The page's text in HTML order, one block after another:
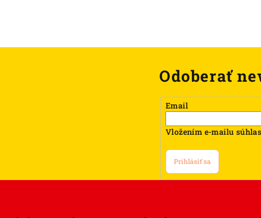
Odoberať
Email
Vložením e-mailu
Prihlásiť sa